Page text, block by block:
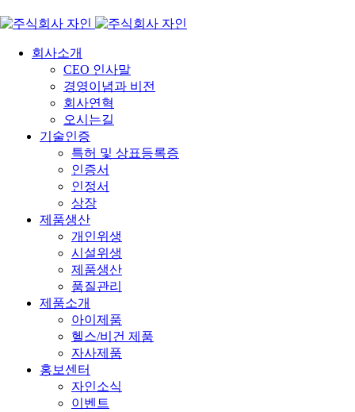
회사소개
CEO 인사말
경영이념과 비전
회사연혁
오시는길
기술인증
특허 및 상표등록증
인증서
인정서
상장
제품생산
개인위생
시설위생
제품생산
품질관리
제품소개
아이제품
헬스/비건 제품
자사제품
홍보센터
자인소식
이벤트